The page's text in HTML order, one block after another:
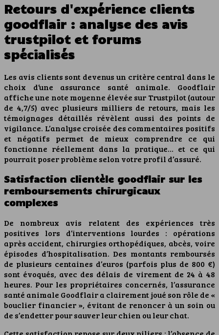
Retours d'expérience clients
goodflair : analyse des avis
trustpilot et forums
spécialisés
Les avis clients sont devenus un critère central dans le
choix d’une assurance santé animale. Goodflair
affiche une note moyenne élevée sur Trustpilot (autour
de 4,7/5) avec plusieurs milliers de retours, mais les
témoignages détaillés révèlent aussi des points de
vigilance. L’analyse croisée des commentaires positifs
et négatifs permet de mieux comprendre ce qui
fonctionne réellement dans la pratique… et ce qui
pourrait poser problème selon votre profil d’assuré.
Satisfaction clientèle goodflair sur les
remboursements chirurgicaux
complexes
De nombreux avis relatent des expériences très
positives lors d’interventions lourdes : opérations
après accident, chirurgies orthopédiques, abcès, voire
épisodes d’hospitalisation. Des montants remboursés
de plusieurs centaines d’euros (parfois plus de 800 €)
sont évoqués, avec des délais de virement de 24 à 48
heures. Pour les propriétaires concernés, l’assurance
santé animale Goodflair a clairement joué son rôle de «
bouclier financier », évitant de renoncer à un soin ou
de s’endetter pour sauver leur chien ou leur chat.